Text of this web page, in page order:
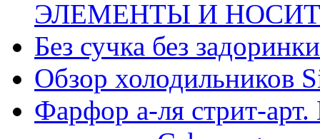
ЭЛЕМЕНТЫ И
Без сучка без
Обзор холодильников
Фарфор а-ля стрит-